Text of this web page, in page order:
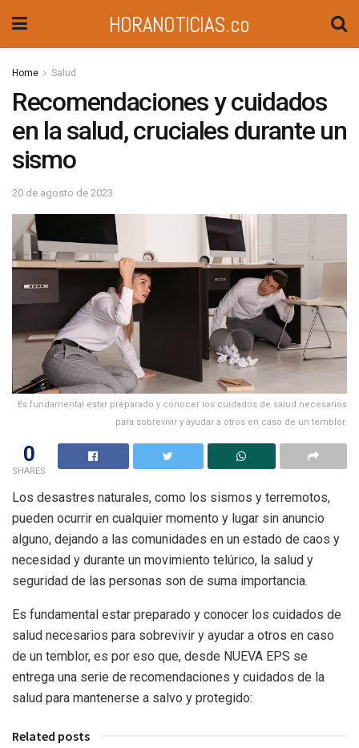
HORANOTICIAS.co
Home Salud
Recomendaciones y cuidados
en la salud, cruciales durante un
sismo
20 de agosto de 2023
Es fundamental estar preparado y conocer los cuidados de salud necesarios
para sobrevivir y ayudar a otros en caso de un temblor.
0
SHARES
Los desastres naturales, como los sismos y terremotos,
pueden ocurrir en cualquier momento y lugar sin anuncio
alguno, dejando a las comunidades en un estado de caos y
necesidad y durante un movimiento telúrico, la salud y
seguridad de las personas son de suma importancia.
Es fundamental estar preparado y conocer los cuidados de
salud necesarios para sobrevivir y ayudar a otros en caso
de un temblor, es por eso que, desde NUEVA EPS se
entrega una serie de recomendaciones y cuidados de la
salud para mantenerse a salvo y protegido:
Related posts